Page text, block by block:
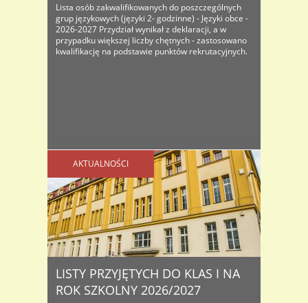
Lista osób zakwalifikowanych do poszczególnych
grup językowych (języki 2- godzinne) - Języki obce -
2026-2027 Przydział wynikał z deklaracji, a w
przypadku większej liczby chętnych - zastosowano
kwalifikację na podstawie punktów rekrutacyjnych.
AKTUALNOŚCI
LISTY PRZYJĘTYCH DO KLAS I NA
ROK SZKOLNY 2026/2027